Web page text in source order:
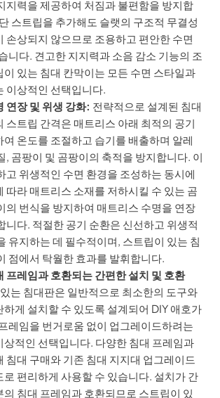
지력을 제공하여 처짐과 불편함을 방지합
스트립을 추가해도 슬랫의 구조적 무결성
손상되지 않으므로 조용하고 편안한 수면
니다. 견고한 지지력과 소음 감소 기능의 조
이 있는 침대 칸막이는 모든 수면 스타일과
이상적인 선택입니다.
연장 및 위생 강화: 전략적으로 설계된 침대
스트립 간격은 매트리스 아래 최적의 공기
여 온도를 조절하고 습기를 배출하며 알레
, 곰팡이 및 곰팡이의 축적을 방지합니다. 이
고 위생적인 수면 환경을 조성하는 동시에
따라 매트리스 소재를 저하시킬 수 있는 곰
의 번식을 방지하여 매트리스 수명을 연장
니다. 적절한 공기 순환은 신선하고 위생적
유지하는 데 필수적이며, 스트립이 있는 침
점에서 탁월한 효과를 발휘합니다.
프레임과 호환되는 간편한 설치 및 호환
는 침대판은 일반적으로 최소한의 도구와
하게 설치할 수 있도록 설계되어 DIY 애호가
레임을 번거로움 없이 업그레이드하려는
상적인 선택입니다. 다양한 침대 프레임과
침대 구매와 기존 침대 지지대 업그레이드
로 편리하게 사용할 수 있습니다. 설치가 간
의 침대 프레임과 호환되므로 스트립이 있